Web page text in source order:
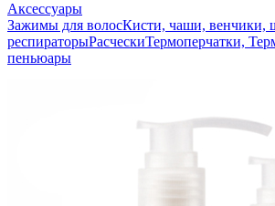
Аксессуары
Зажимы для волосКисти, чаши, венчики,
респираторыРасческиТермоперчатки,
пеньюары